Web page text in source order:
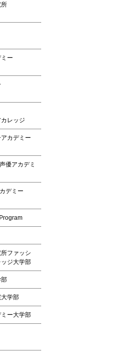
ー
レッジ
カデミー
優アカデミ
デミー
ファッシ
ジ大学部
学部
ー大学部